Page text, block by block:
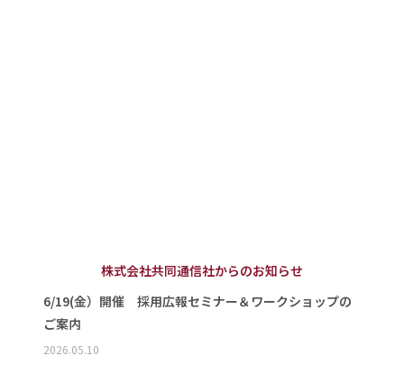
株式会社共同通信社からのお知らせ
6/19(金）開催 採用広報セミナー＆ワークショップの
ご案内
2026.05.10